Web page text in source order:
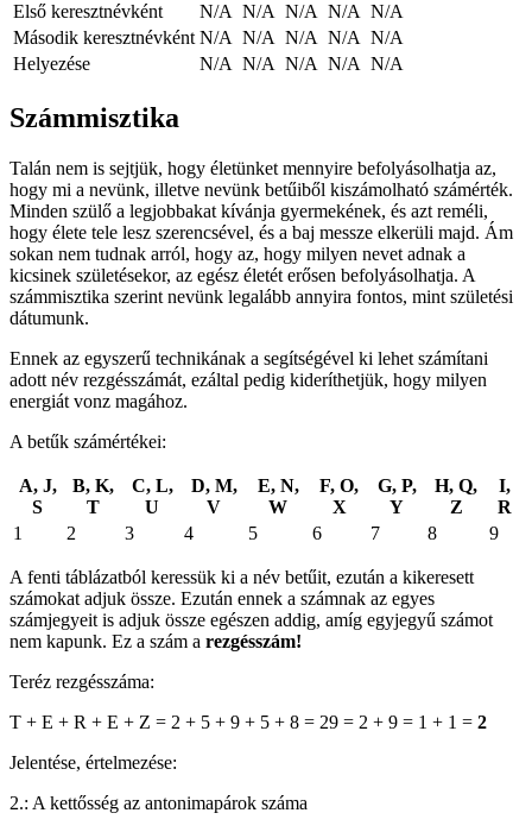
Első keresztnévként
N/A N/A N/A N/A N/A
Második keresztnévként N/A N/A N/A N/A N/A
Helyezése
N/A N/A N/A N/A N/A
Számmisztika
Talán nem is sejtjük, hogy életünket mennyire befolyásolhatja az,
hogy mi a nevünk, illetve nevünk betűiből kiszámolható számérték.
Minden szülő a legjobbakat kívánja gyermekének, és azt reméli,
hogy élete tele lesz szerencsével, és a baj messze elkerüli majd. Ám
sokan nem tudnak arról, hogy az, hogy milyen nevet adnak a
kicsinek születésekor, az egész életét erősen befolyásolhatja. A
számmisztika szerint nevünk legalább annyira fontos, mint születési
dátumunk.
Ennek az egyszerű technikának a segítségével ki lehet számítani
adott név rezgésszámát, ezáltal pedig kideríthetjük, hogy milyen
energiát vonz magához.
A betűk számértékei:
A, J,
S
B, K,
T
C, L,
U
D, M,
V
E, N,
W
F, O,
X
G, P,
Y
H, Q,
Z
I,
R
1
2 3 4 5 6 7 8 9
A fenti táblázatból keressük ki a név betűit, ezután a kikeresett
számokat adjuk össze. Ezután ennek a számnak az egyes
számjegyeit is adjuk össze egészen addig, amíg egyjegyű számot
nem kapunk. Ez a szám a rezgésszám!
Teréz rezgésszáma:
T + E + R + E + Z = 2 + 5 + 9 + 5 + 8 = 29 = 2 + 9 = 1 + 1 = 2
Jelentése, értelmezése:
2.: A kettősség az antonimapárok száma